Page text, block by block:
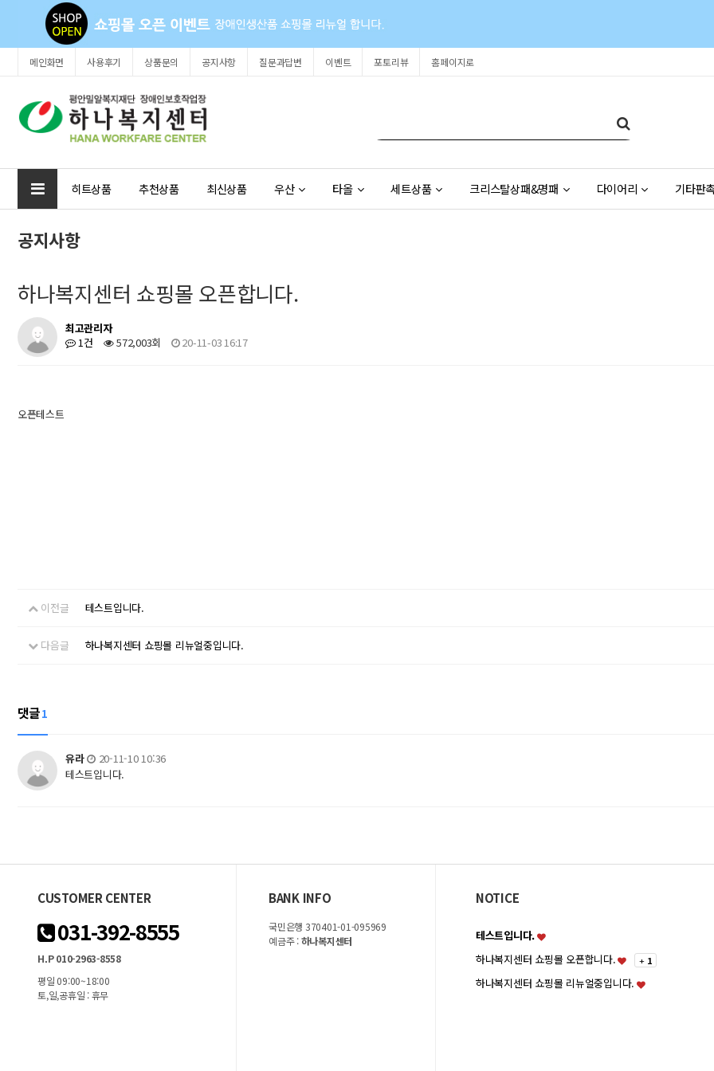
메인화면 사용후기 상품문의 공지사항 질문과답변 이벤트 포토리뷰 홈페이지로
히트상품 추천상품 최신상품 우산 타올 세트상품 크리스탈상패&명패 다이어리 기타판
공지사항
하나복지센터 쇼핑몰 오픈합니다.
최고관리자
1건
572,003회 20-11-03 16:17
오픈테스트
이전글 테스트입니다.
다음글 하나복지센터 쇼핑몰 리뉴얼중입니다.
댓글1
유라
20-11-10 10:36
테스트입니다.
CUSTOMER CENTER
031-392-8555
H.P 010-2963-8558
평일 09:00~18:00
토,일,공휴일 : 휴무
BANK INFO
국민은행 370401-01-095969
예금주 :하나복지센터
NOTICE
테스트입니다.
하나복지센터 쇼핑몰 오픈합니다.
+ 1
하나복지센터 쇼핑몰 리뉴얼중입니다.